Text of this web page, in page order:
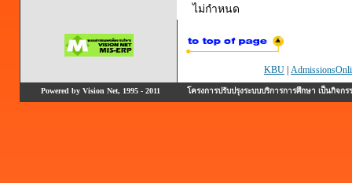
ไม่กำหนด
KBU
Powered by Vision Net, 1995 - 2011 โครงการปรับปรุงระบบบริการการศึกษา เป็นกิ